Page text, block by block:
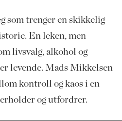
som trenger en skikkelig
En leken, men
livsvalg, alkohol og
levende. Mads Mikkelsen
kontroll og kaos i en
og utfordrer.